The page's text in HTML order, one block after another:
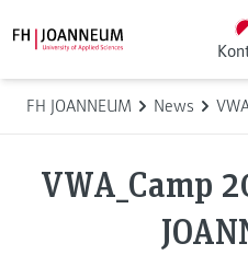
Back to
FH JOANNEUM
News
VWA_Camp